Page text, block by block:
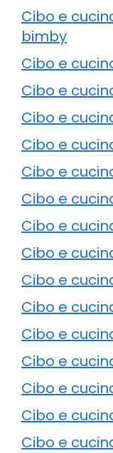
Cibo e
bimby
Cibo e
Cibo e
Cibo e
Cibo e
Cibo e
Cibo e
Cibo e
Cibo e
Cibo e
Cibo e
Cibo e
Cibo e
Cibo e
Cibo e
Cibo e